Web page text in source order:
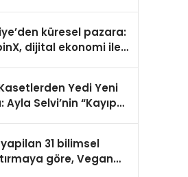
küresel pazara:
dijital ekonomi ile
Yedi Yeni
Ayla Selvi’nin “Kayıp
31 bilimsel
göre, Vegan